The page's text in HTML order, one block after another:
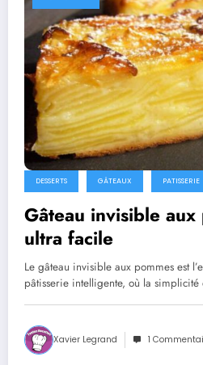
DESSERTS GÂTEAUX PATISSERIE
Gâteau invisible aux
ultra facile
Le gâteau invisible aux pommes est
pâtisserie intelligente, où la
Xavier Legrand 1